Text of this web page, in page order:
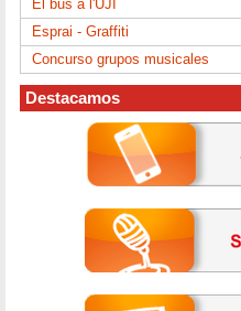
El bus a l'UJI
Esprai - Graffiti
Concurso grupos musicales
Destacamos